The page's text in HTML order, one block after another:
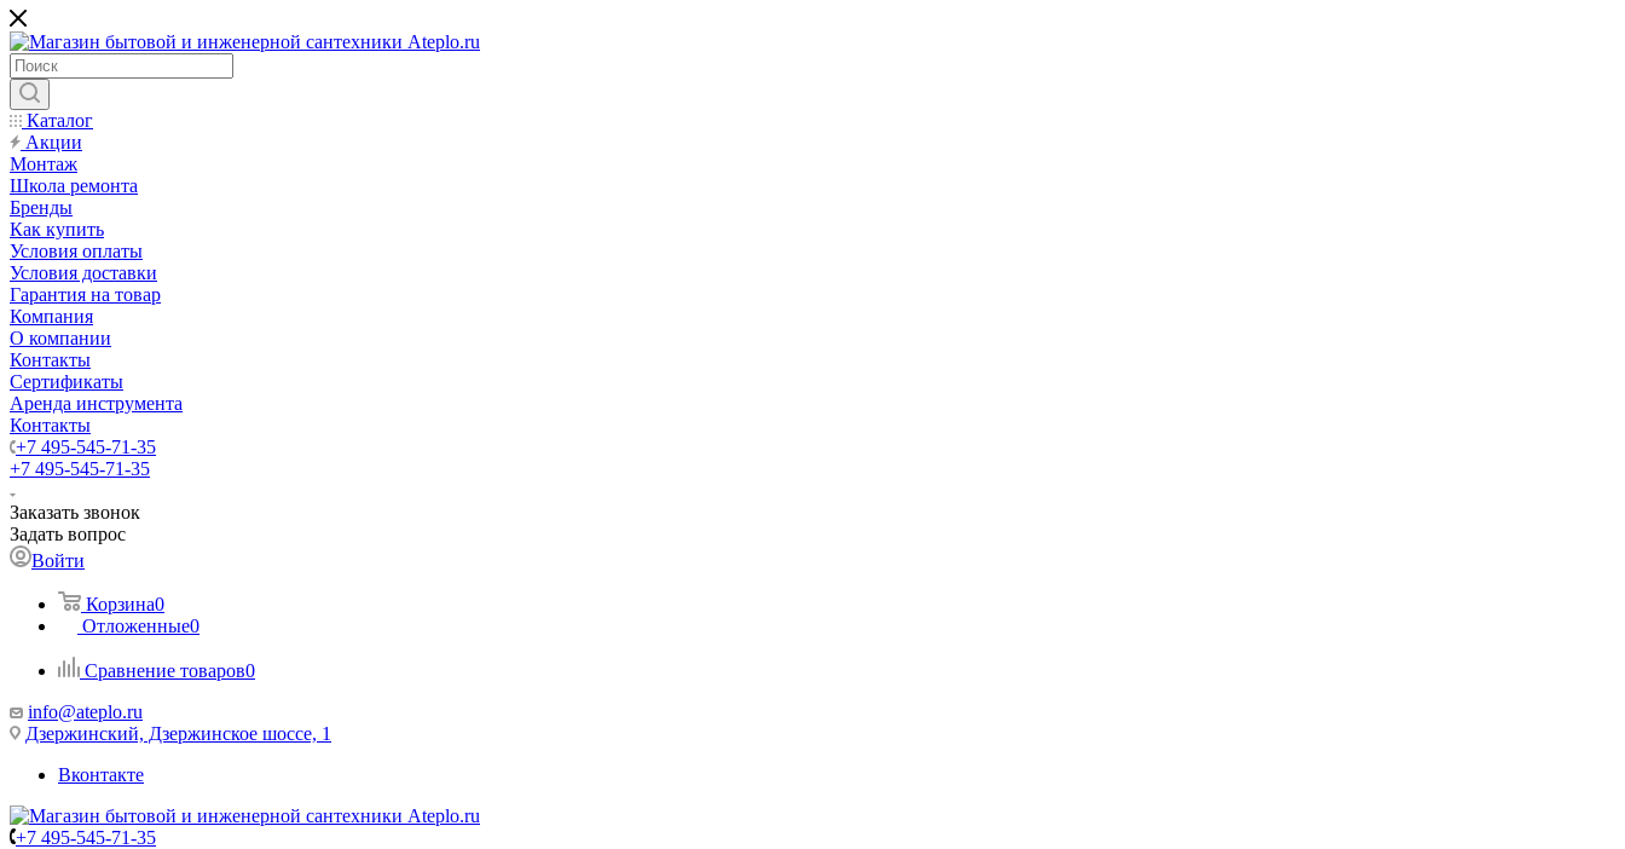
Каталог
Акции
Монтаж
Школа ремонта
Бренды
Как купить
Условия оплаты
Условия доставки
Гарантия на товар
Компания
О компании
Контакты
Сертификаты
Аренда инструмента
Контакты
+7 495-545-71-35
+7 495-545-71-35
Заказать звонок
Задать вопрос
Войти
Корзина0
Отложенные0
Сравнение товаров0
info@ateplo.ru
Дзержинский, Дзержинское шоссе, 1
Вконтакте
+7 495-545-71-35